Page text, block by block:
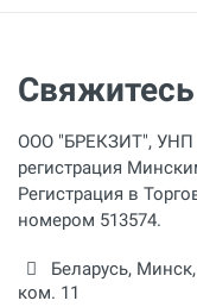
Мощность
ООО "БРЕКЗИТ", УНП
регистрация
Регистрация в
номером 513574.
Беларусь, Минск,
ком. 11